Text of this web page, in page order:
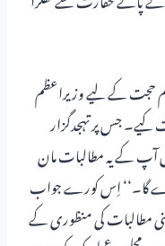
اِتمام حجت کے لیے وزیراعظم
کیے۔ جس پر تہجدگزار
آپ کے یہ مطالبات مان
دے گا۔‘‘ اِس کورے جواب
مطالبات کی منظوری کے